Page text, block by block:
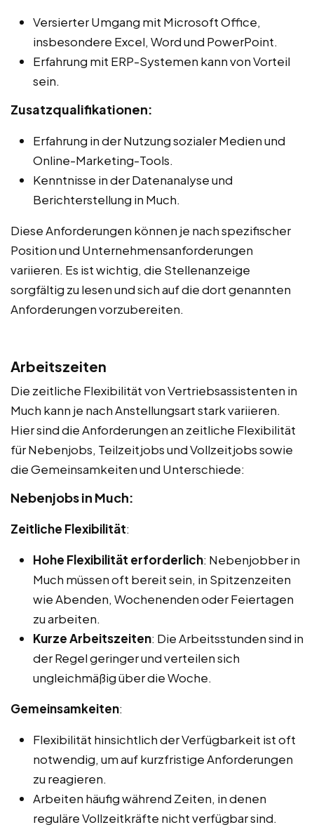
Versierter Umgang mit Microsoft Office,
insbesondere Excel, Word und PowerPoint.
Erfahrung mit ERP-Systemen kann von Vorteil
sein.
Zusatzqualifikationen:
Erfahrung in der Nutzung sozialer Medien und
Online-Marketing-Tools.
Kenntnisse in der Datenanalyse und
Berichterstellung in Much.
Diese Anforderungen können je nach spezifischer
Position und Unternehmensanforderungen
variieren. Es ist wichtig, die Stellenanzeige
sorgfältig zu lesen und sich auf die dort genannten
Anforderungen vorzubereiten.
Arbeitszeiten
Die zeitliche Flexibilität von Vertriebsassistenten in
Much kann je nach Anstellungsart stark variieren.
Hier sind die Anforderungen an zeitliche Flexibilität
für Nebenjobs, Teilzeitjobs und Vollzeitjobs sowie
die Gemeinsamkeiten und Unterschiede:
Nebenjobs in Much:
Zeitliche Flexibilität:
Hohe Flexibilität erforderlich: Nebenjobber in
Much müssen oft bereit sein, in Spitzenzeiten
wie Abenden, Wochenenden oder Feiertagen
zu arbeiten.
Kurze Arbeitszeiten: Die Arbeitsstunden sind in
der Regel geringer und verteilen sich
ungleichmäßig über die Woche.
Gemeinsamkeiten:
Flexibilität hinsichtlich der Verfügbarkeit ist oft
notwendig, um auf kurzfristige Anforderungen
zu reagieren.
Arbeiten häufig während Zeiten, in denen
reguläre Vollzeitkräfte nicht verfügbar sind.